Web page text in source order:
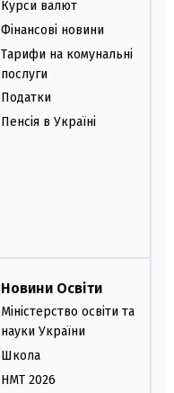
Курси валют
Фінансові новини
Тарифи на комунальні
послуги
Податки
Пенсія в Україні
Новини Освіти
Міністерство освіти та
науки України
Школа
НМТ 2026